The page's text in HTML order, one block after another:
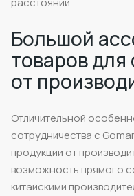
Большой
товаров
от
Отличительной
сотрудничества с
продукции от
возможность прямого
китайскими